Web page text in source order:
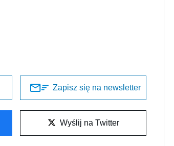
Zapisz się na newsletter
Wyślij na Twitter